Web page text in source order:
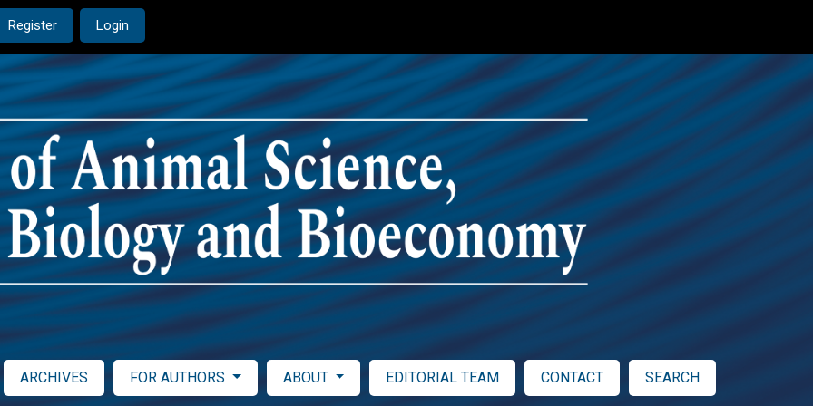
Register Login
ARCHIVES FOR AUTHORS ABOUT EDITORIAL TEAM CONTACT SEARCH